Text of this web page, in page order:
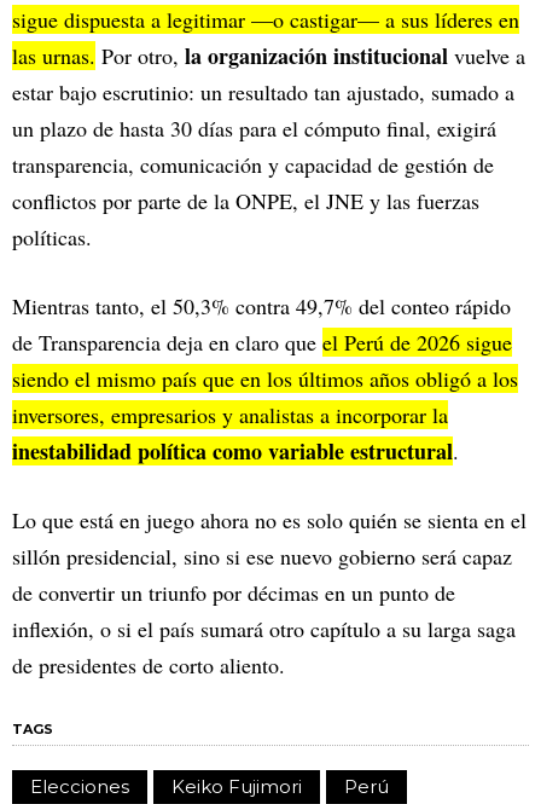
sigue dispuesta a legitimar —o castigar— a sus líderes en
las urnas. Por otro, la organización institucional vuelve a
estar bajo escrutinio: un resultado tan ajustado, sumado a
un plazo de hasta 30 días para el cómputo final, exigirá
transparencia, comunicación y capacidad de gestión de
conflictos por parte de la ONPE, el JNE y las fuerzas
políticas.
Mientras tanto, el 50,3% contra 49,7% del conteo rápido
de Transparencia deja en claro que el Perú de 2026 sigue
siendo el mismo país que en los últimos años obligó a los
inversores, empresarios y analistas a incorporar la
inestabilidad política como variable estructural.
Lo que está en juego ahora no es solo quién se sienta en el
sillón presidencial, sino si ese nuevo gobierno será capaz
de convertir un triunfo por décimas en un punto de
inflexión, o si el país sumará otro capítulo a su larga saga
de presidentes de corto aliento.
TAGS
Elecciones Keiko Fujimori
Perú